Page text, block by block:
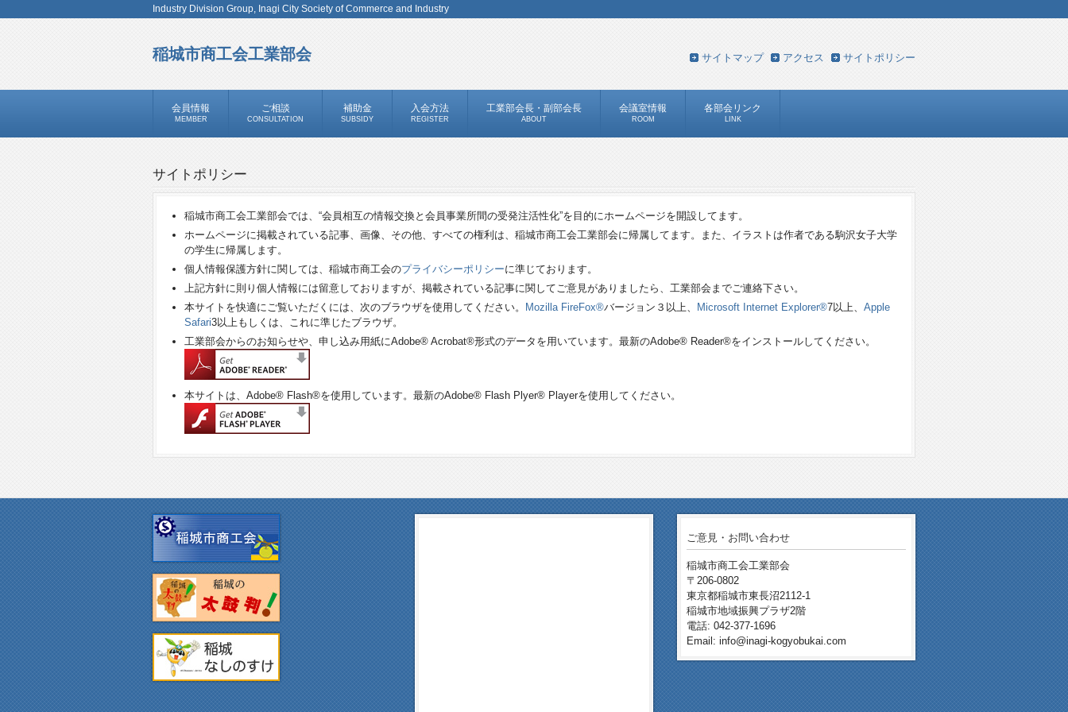
Industry Division Group, Inagi City Society of Commerce and Industry
稲城市商工会工業部会 サイトマップ アクセス サイトポリシー
会員情報
MEMBER
ご相談
CONSULTATION
補助金
SUBSIDY
入会方法
REGISTER
工業部会長・副部会長
ABOUT
会議室情報
ROOM
各部会リンク
LINK
サイトポリシー
稲城市商工会工業部会では、“会員相互の情報交換と会員事業所間の受発注活性化”を目的にホームページを開設してます。
ホームページに掲載されている記事、画像、その他、すべての権利は、稲城市商工会工業部会に帰属してます。また、イラストは作者である駒沢女子大学
の学生に帰属します。
個人情報保護方針に関しては、稲城市商工会のプライバシーポリシーに準じております。
上記方針に則り個人情報には留意しておりますが、掲載されている記事に関してご意見がありましたら、工業部会までご連絡下さい。
本サイトを快適にご覧いただくには、次のブラウザを使用してください。
Mozilla FireFox®バージョン３以上、 Microsoft Internet Explorer®7以上、 Apple
Safari3以上もしくは、これに準じたブラウザ。
工業部会からのお知らせや、申し込み用紙にAdobe® Acrobat®形式のデータを用いています。最新のAdobe® Reader®をインストールしてください。
本サイトは、Adobe® Flash®を使用しています。最新のAdobe® Flash Plyer® Playerを使用してください。
ご意見・お問い合わせ
稲城市商工会工業部会
〒206-0802
東京都稲城市東長沼2112-1
稲城市地域振興プラザ2階
電話: 042-377-1696
Email: info@inagi-kogyobukai.com